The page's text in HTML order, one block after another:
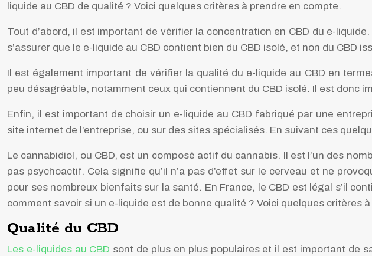
liquide au CBD de qualité ? Voici quelques critères à prendre en compte.
Tout d’abord, il est important de vérifier la concentration en CBD du e-
s’assurer que le e-liquide au CBD contient bien du CBD isolé, et non du CBD
Il est également important de vérifier la qualité du e-liquide au CBD en
peu désagréable, notamment ceux qui contiennent du CBD isolé. Il est donc
Enfin, il est important de choisir un e-liquide au CBD fabriqué par une
site internet de l’entreprise, ou sur des sites spécialisés. En suivant ces
Le cannabidiol, ou CBD, est un composé actif du cannabis. Il est l’un des
pas psychoactif. Cela signifie qu’il n’a pas d’effet sur le cerveau et ne
pour ses nombreux bienfaits sur la santé. En France, le CBD est légal s’il
comment savoir si un e-liquide est de bonne qualité ? Voici quelques critères
Qualité du CBD
Les e-liquides au CBD sont de plus en plus populaires et il est important de